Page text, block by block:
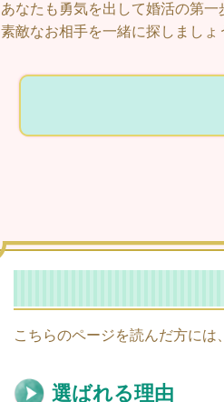
あなたも勇気を出して婚活の第一
素敵なお相手を一緒に探しましょ
こちらのページを読んだ方には
選ばれる理由